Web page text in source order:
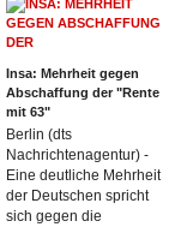
Insa: Mehrheit gegen
Abschaffung der "Rente
mit 63"
Berlin (dts
Nachrichtenagentur) -
Eine deutliche Mehrheit
der Deutschen spricht
sich gegen die